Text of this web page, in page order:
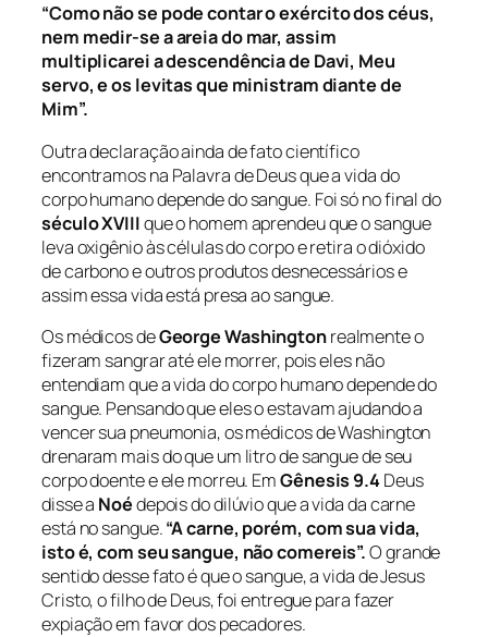
“Como não se pode contar o exército dos céus,
nem medir-se a areia do mar, assim
multiplicarei a descendência de Davi, Meu
servo, e os levitas que ministram diante de
Mim”.
Outra declaração ainda de fato científico
encontramos na Palavra de Deus que a vida do
corpo humano depende do sangue. Foi só no final do
século XVIIIque o homem aprendeu que o sangue
leva oxigênio às células do corpo e retira o dióxido
de carbono e outros produtos desnecessários e
assim essa vida está presa ao sangue.
Os médicos deGeorge Washingtonrealmente o
fizeram sangrar até ele morrer, pois eles não
entendiam que a vida do corpo humano depende do
sangue. Pensando que eles o estavam ajudando a
vencer sua pneumonia, os médicos de Washington
drenaram mais do que um litro de sangue de seu
corpo doente e ele morreu. EmGênesis 9.4 Deus
disse a Noédepois do dilúvio que a vida da carne
está no sangue.“A carne, porém, com sua vida,
isto é, com seu sangue, não comereis”.O grande
sentido desse fato é que o sangue, a vida de Jesus
Cristo, o filho de Deus, foi entregue para fazer
expiação em favor dos pecadores.